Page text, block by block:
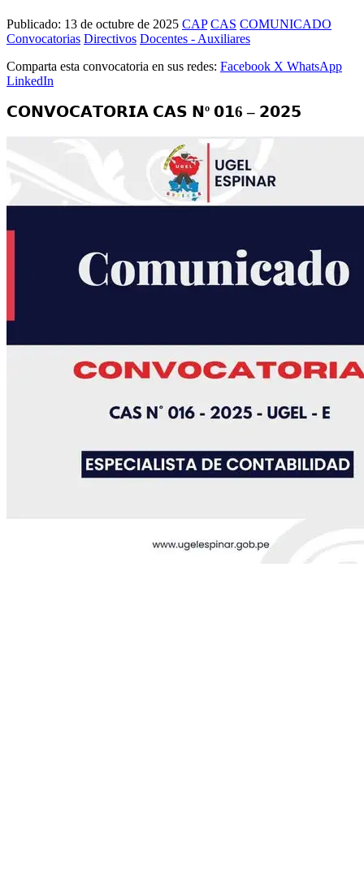
Publicado: 13 de octubre de 2025 CAP CAS COMUNICADO
Convocatorias Directivos Docentes - Auxiliares
Comparta esta convocatoria en sus redes: Facebook X WhatsApp
LinkedIn
𝗖𝗢𝗡𝗩𝗢𝗖𝗔𝗧𝗢𝗥𝗜𝗔 𝗖𝗔𝗦 𝗡º 𝟬𝟭6 – 𝟮𝟬𝟮𝟱